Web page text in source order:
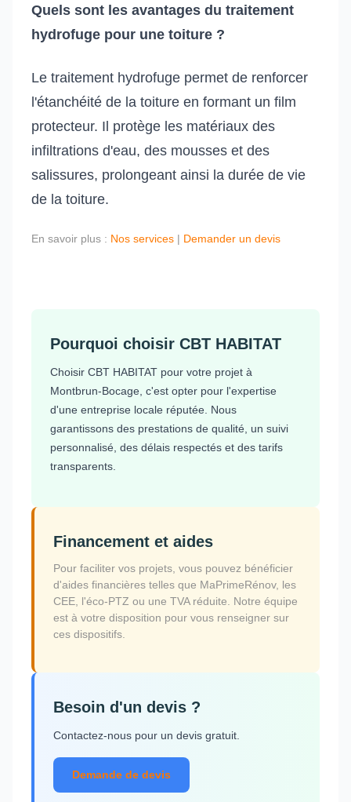
Quels sont les avantages du traitement
hydrofuge pour une toiture ?
Le traitement hydrofuge permet de renforcer
l'étanchéité de la toiture en formant un film
protecteur. Il protège les matériaux des
infiltrations d'eau, des mousses et des
salissures, prolongeant ainsi la durée de vie
de la toiture.
En savoir plus : Nos services | Demander un devis
Pourquoi choisir CBT HABITAT
Choisir CBT HABITAT pour votre projet à
Montbrun-Bocage, c'est opter pour l'expertise
d'une entreprise locale réputée. Nous
garantissons des prestations de qualité, un suivi
personnalisé, des délais respectés et des tarifs
transparents.
Financement et aides
Pour faciliter vos projets, vous pouvez bénéficier
d'aides financières telles que MaPrimeRénov, les
CEE, l'éco-PTZ ou une TVA réduite. Notre équipe
est à votre disposition pour vous renseigner sur
ces dispositifs.
Besoin d'un devis ?
Contactez-nous pour un devis gratuit.
Demande de devis